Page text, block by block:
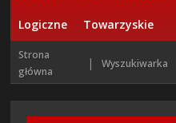
Logiczne Towarzyskie
Strona
główna
| Wyszukiwarka